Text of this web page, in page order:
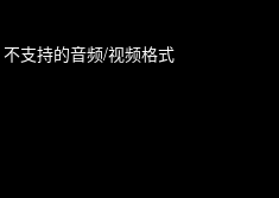
不支持的音频/视频格式